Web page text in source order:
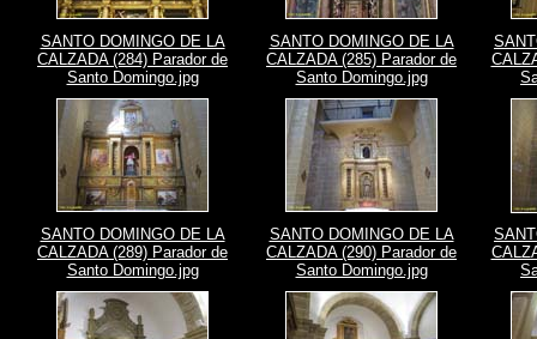
SANTO DOMINGO DE LA
CALZADA (284) Parador de
Santo Domingo.jpg
SANTO DOMINGO DE LA
CALZADA (285) Parador de
Santo Domingo.jpg
SANTO DOMINGO DE LA
CALZADA (289) Parador de
Santo Domingo.jpg
SANTO DOMINGO DE LA
CALZADA (290) Parador de
Santo Domingo.jpg